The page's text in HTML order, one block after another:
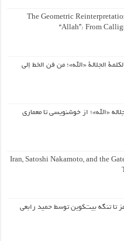
The Geometric
“Allah”: From
الجلالة «الله»؛ من فن الخط إلى
«الله»؛ از خوشنویسی تا معماری
Iran, Satoshi Nakamoto, and the
تا تنگه بیت‌کوین توسط حمید رابعی